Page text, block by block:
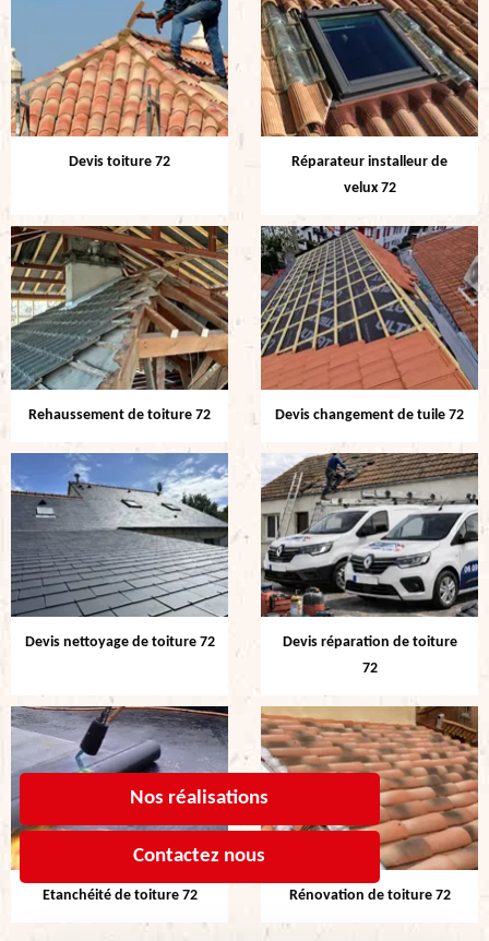
Nos réalisations
Contactez nous
Devis toiture 72
Réparateur installeur de
velux 72
Rehaussement de toiture 72 Devis changement de tuile 72
Devis nettoyage de toiture 72
Devis réparation de toiture
72
Etanchéité de toiture 72 Rénovation de toiture 72